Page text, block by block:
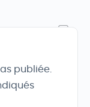
publiée.